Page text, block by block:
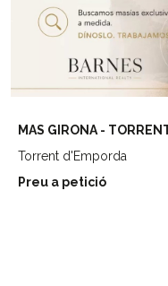
MAS GIRONA -
Torrent d'Emporda
Preu a petició